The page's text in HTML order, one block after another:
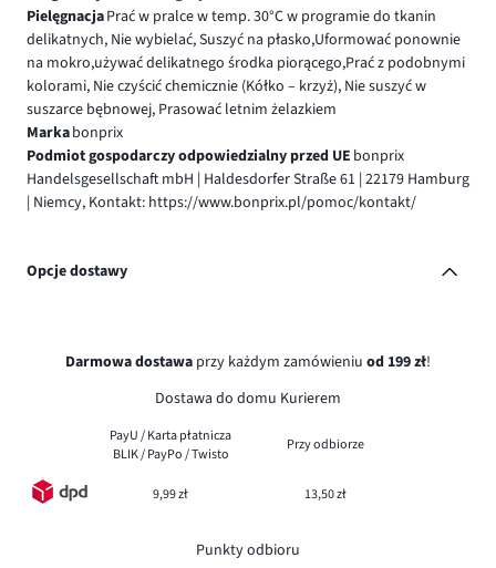
PielęgnacjaPrać w pralce w temp. 30°C w programie do tkanin
delikatnych, Nie wybielać, Suszyć na płasko,Uformować ponownie
na mokro,używać delikatnego środka piorącego,Prać z podobnymi
kolorami, Nie czyścić chemicznie (Kółko – krzyż), Nie suszyć w
suszarce bębnowej, Prasować letnim żelazkiem
Markabonprix
Podmiot gospodarczy odpowiedzialny przed UE bonprix
Handelsgesellschaft mbH | Haldesdorfer Straße 61 | 22179 Hamburg
| Niemcy, Kontakt: https://www.bonprix.pl/pomoc/kontakt/
Opcje dostawy
Darmowa dostawa przy każdym zamówieniu od 199 zł!
Dostawa do domu Kurierem
PayU / Karta płatnicza
BLIK / PayPo / Twisto
Przy odbiorze
9,99 zł 13,50 zł
Punkty odbioru